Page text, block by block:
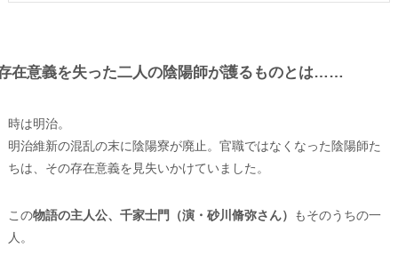
在意義を失った二人の陰陽師が護るものとは……
時は明治。
明治維新の混乱の末に陰陽寮が廃止。官職ではなくなった陰陽師た
ちは、その存在意義を見失いかけていました。
この物語の主人公、千家⼠⾨（演・砂川脩弥さん）
もそのうちの一
人。